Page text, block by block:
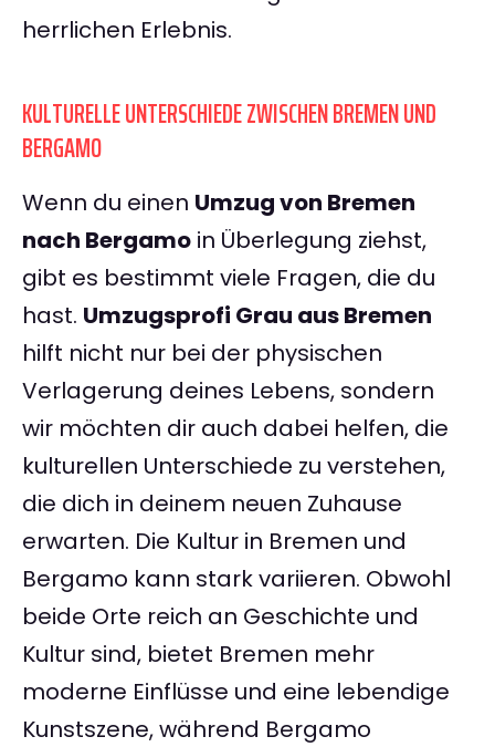
herrlichen Erlebnis.
KULTURELLE UNTERSCHIEDE ZWISCHEN BREMEN UND
BERGAMO
Wenn du einen Umzug von Bremen
nach Bergamo in Überlegung ziehst,
gibt es bestimmt viele Fragen, die du
hast. Umzugsprofi Grau aus Bremen
hilft nicht nur bei der physischen
Verlagerung deines Lebens, sondern
wir möchten dir auch dabei helfen, die
kulturellen Unterschiede zu verstehen,
die dich in deinem neuen Zuhause
erwarten. Die Kultur in Bremen und
Bergamo kann stark variieren. Obwohl
beide Orte reich an Geschichte und
Kultur sind, bietet Bremen mehr
moderne Einflüsse und eine lebendige
Kunstszene, während Bergamo